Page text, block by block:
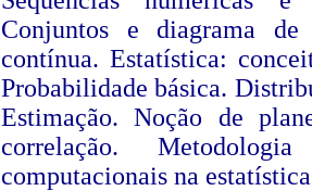
Conjuntos e diagrama
contínua. Estatística:
Probabilidade básica.
Estimação. Noção de
correlação.
computacionais na